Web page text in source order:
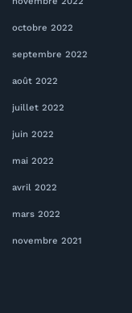
octobre 2022
septembre 2022
août 2022
juillet 2022
juin 2022
mai 2022
avril 2022
mars 2022
novembre 2021